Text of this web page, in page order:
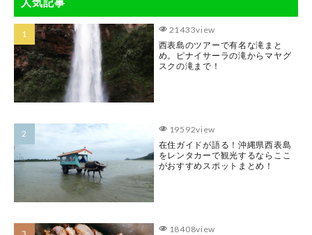
21433view
西表島のツアーで有名な滝まと
め。ピナイサーラの滝からマヤグ
スクの滝まで！
19592view
在住ガイドが語る！沖縄県西表島
をレンタカーで観光するならここ
がおすすめスポットまとめ！
18408view